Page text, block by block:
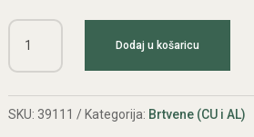
Brtva
količina
Dodaj u košaricu
SKU: 39111 Kategorija: Brtvene (CU i AL)